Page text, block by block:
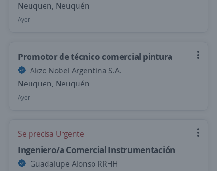
Neuquen, Neuquén
Ayer
Promotor de técnico comercial pintura
Akzo Nobel Argentina S.A.
Neuquen, Neuquén
Ayer
Se precisa Urgente
Ingeniero/a Comercial Instrumentación
Guadalupe Alonso RRHH